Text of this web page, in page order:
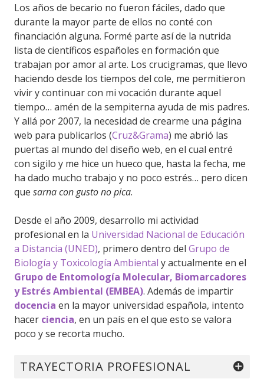
Los años de becario no fueron fáciles, dado que
durante la mayor parte de ellos no conté con
financiación alguna. Formé parte así de la nutrida
lista de científicos españoles en formación que
trabajan por amor al arte. Los crucigramas, que llevo
haciendo desde los tiempos del cole, me permitieron
vivir y continuar con mi vocación durante aquel
tiempo… amén de la sempiterna ayuda de mis padres.
Y allá por 2007, la necesidad de crearme una página
web para publicarlos (Cruz&Grama) me abrió las
puertas al mundo del diseño web, en el cual entré
con sigilo y me hice un hueco que, hasta la fecha, me
ha dado mucho trabajo y no poco estrés… pero dicen
que sarna con gusto no pica.
Desde el año 2009, desarrollo mi actividad
profesional en la Universidad Nacional de Educación
a Distancia (UNED), primero dentro del Grupo de
Biología y Toxicología Ambiental y actualmente en el
Grupo de Entomología Molecular, Biomarcadores
y Estrés Ambiental (EMBEA). Además de impartir
docencia en la mayor universidad española, intento
hacer ciencia, en un país en el que esto se valora
poco y se recorta mucho.
TRAYECTORIA PROFESIONAL